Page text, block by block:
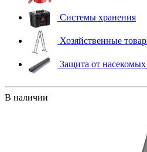
Системы хранения
Хозяйственные
Защита от
В наличии